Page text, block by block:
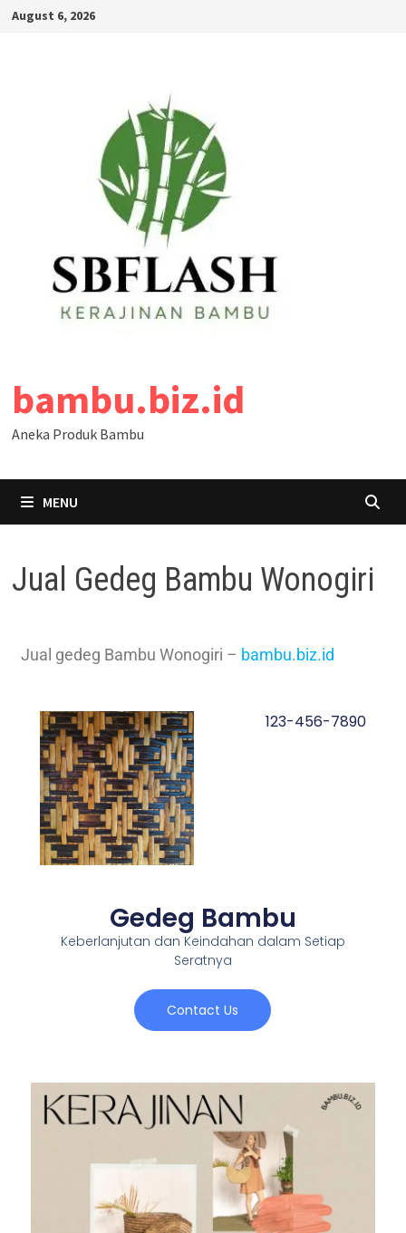
August 6, 2026
bambu.biz.id
Aneka Produk Bambu
MENU
Jual Gedeg Bambu Wonogiri
Jual gedeg Bambu Wonogiri – bambu.biz.id
123-456-7890
Gedeg Bambu
Keberlanjutan dan Keindahan dalam Setiap
Seratnya
Contact Us